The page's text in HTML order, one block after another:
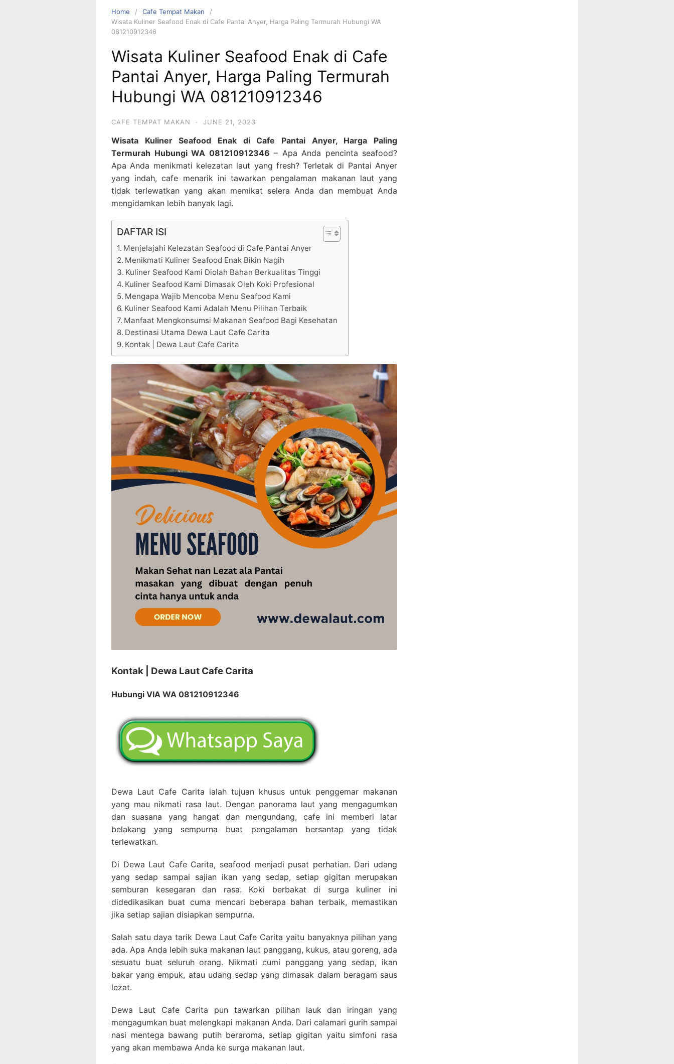
Home
Cafe Tempat Makan
Wisata Kuliner Seafood Enak di Cafe Pantai Anyer, Harga Paling Termurah Hubungi WA
081210912346
Wisata Kuliner Seafood Enak di Cafe
Pantai Anyer, Harga Paling Termurah
Hubungi WA 081210912346
CAFE TEMPAT MAKAN · JUNE 21, 2023
Wisata Kuliner Seafood Enak di Cafe Pantai Anyer, Harga Paling
Termurah Hubungi WA 081210912346 – Apa Anda pencinta seafood?
Apa Anda menikmati kelezatan laut yang fresh? Terletak di Pantai Anyer
yang indah, cafe menarik ini tawarkan pengalaman makanan laut yang
tidak terlewatkan yang akan memikat selera Anda dan membuat Anda
mengidamkan lebih banyak lagi.
DAFTAR ISI
Menjelajahi Kelezatan Seafood di Cafe Pantai Anyer
Menikmati Kuliner Seafood Enak Bikin Nagih
Kuliner Seafood Kami Diolah Bahan Berkualitas Tinggi
Kuliner Seafood Kami Dimasak Oleh Koki Profesional
Mengapa Wajib Mencoba Menu Seafood Kami
Kuliner Seafood Kami Adalah Menu Pilihan Terbaik
Manfaat Mengkonsumsi Makanan Seafood Bagi Kesehatan
Destinasi Utama Dewa Laut Cafe Carita
Kontak | Dewa Laut Cafe Carita
Kontak | Dewa Laut Cafe Carita
Hubungi VIA WA 081210912346
Dewa Laut Cafe Carita ialah tujuan khusus untuk penggemar makanan
yang mau nikmati rasa laut. Dengan panorama laut yang mengagumkan
dan suasana yang hangat dan mengundang, cafe ini memberi latar
belakang yang sempurna buat pengalaman bersantap yang tidak
terlewatkan.
Di Dewa Laut Cafe Carita, seafood menjadi pusat perhatian. Dari udang
yang sedap sampai sajian ikan yang sedap, setiap gigitan merupakan
semburan kesegaran dan rasa. Koki berbakat di surga kuliner ini
didedikasikan buat cuma mencari beberapa bahan terbaik, memastikan
jika setiap sajian disiapkan sempurna.
Salah satu daya tarik Dewa Laut Cafe Carita yaitu banyaknya pilihan yang
ada. Apa Anda lebih suka makanan laut panggang, kukus, atau goreng, ada
sesuatu buat seluruh orang. Nikmati cumi panggang yang sedap, ikan
bakar yang empuk, atau udang sedap yang dimasak dalam beragam saus
lezat.
Dewa Laut Cafe Carita pun tawarkan pilihan lauk dan iringan yang
mengagumkan buat melengkapi makanan Anda. Dari calamari gurih sampai
nasi mentega bawang putih beraroma, setiap gigitan yaitu simfoni rasa
yang akan membawa Anda ke surga makanan laut.